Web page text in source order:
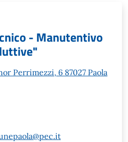
- Manutentivo
Perrimezzi, 6 87027 Paola